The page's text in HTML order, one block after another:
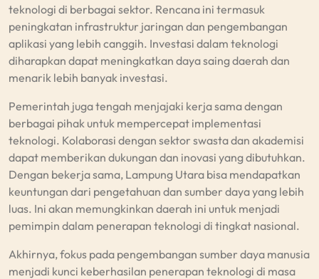
teknologi di berbagai sektor. Rencana ini termasuk
peningkatan infrastruktur jaringan dan pengembangan
aplikasi yang lebih canggih. Investasi dalam teknologi
diharapkan dapat meningkatkan daya saing daerah dan
menarik lebih banyak investasi.
Pemerintah juga tengah menjajaki kerja sama dengan
berbagai pihak untuk mempercepat implementasi
teknologi. Kolaborasi dengan sektor swasta dan akademisi
dapat memberikan dukungan dan inovasi yang dibutuhkan.
Dengan bekerja sama, Lampung Utara bisa mendapatkan
keuntungan dari pengetahuan dan sumber daya yang lebih
luas. Ini akan memungkinkan daerah ini untuk menjadi
pemimpin dalam penerapan teknologi di tingkat nasional.
Akhirnya, fokus pada pengembangan sumber daya manusia
menjadi kunci keberhasilan penerapan teknologi di masa